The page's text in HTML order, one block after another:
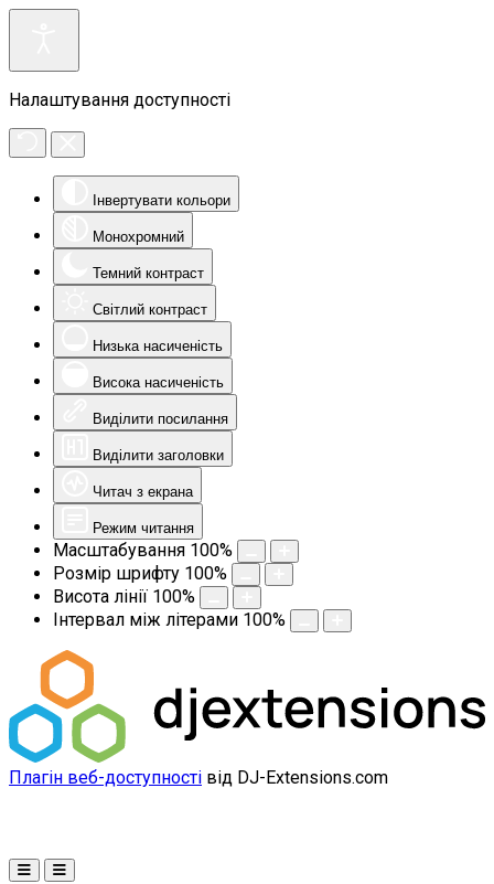
Налаштування доступності
Інвертувати кольори
Монохромний
Темний контраст
Світлий контраст
Низька насиченість
Висока насиченість
Виділити посилання
Виділити заголовки
Читач з екрана
Режим читання
Масштабування 100%
Розмір шрифту 100%
Висота лінії 100%
Інтервал між літерами 100%
Плагін веб-доступності від DJ-Extensions.com